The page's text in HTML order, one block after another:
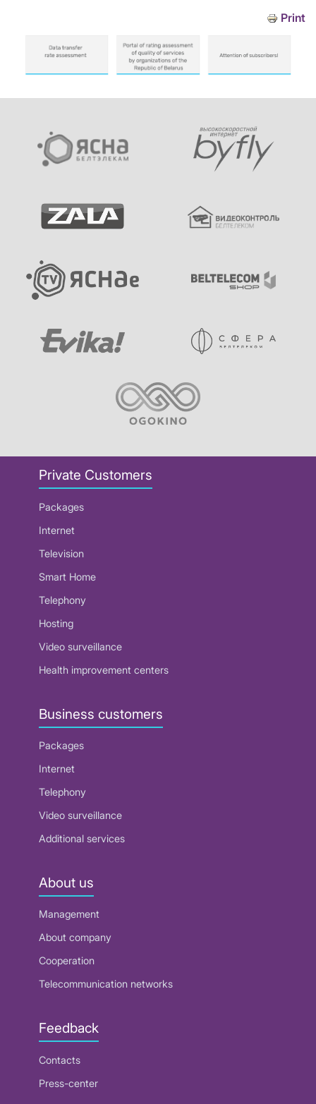
Print
Private Customers
Packages
Internet
Television
Smart Home
Telephony
Hosting
Video surveillance
Health improvement centers
Business customers
Packages
Internet
Telephony
Video surveillance
Additional services
About us
Management
About company
Cooperation
Telecommunication networks
Feedback
Contacts
Press-center